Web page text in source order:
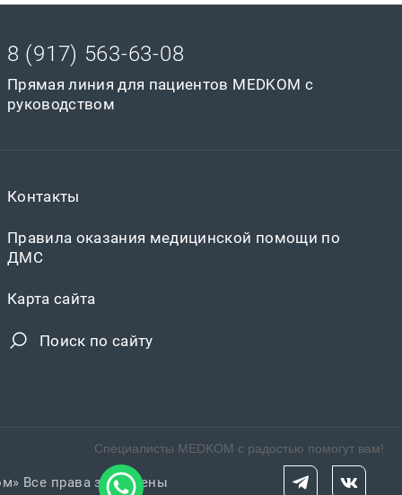
8 (917) 563-63-08
Прямая линия для пациентов MEDKOM с
руководством
Контакты
Правила оказания медицинской помощи по
ДМС
Карта сайта
Поиск по сайту
Все права защищены
Специалисты MEDKOM с радостью помогут вам!